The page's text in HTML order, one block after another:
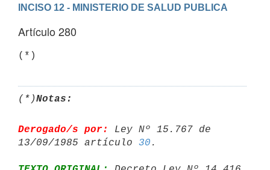
INCISO 12 - MINISTERIO DE SALUD PUBLICA
Artículo 280
(*)Notas:
Derogado/s por:
Ley Nº 15.767 de
13/09/1985 artículo 30